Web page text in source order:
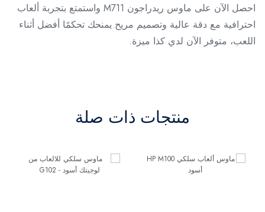
احصل الآن على ماوس ريدراجون M711 واستمتع بتجربة ألعاب
احترافية مع دقة عالية وتصميم مريح يمنحك تحكمًا أفضل أثناء
اللعب، متوفر الآن لدي كذا ميزة.
منتجات ذات صلة